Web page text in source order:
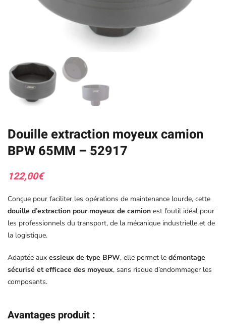
Douille extraction moyeux camion
BPW 65MM – 52917
122,00€
Conçue pour faciliter les opérations de maintenance lourde, cette
douille d’extraction pour moyeux de camion est l’outil idéal pour
les professionnels du transport, de la mécanique industrielle et de
la logistique.
Adaptée aux essieux de type BPW, elle permet le démontage
sécurisé et efficace des moyeux, sans risque d’endommager les
composants.
Avantages produit :